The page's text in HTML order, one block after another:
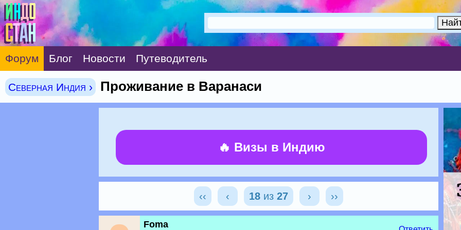
Форум Блог Новости Путеводитель
Северная Индия › Проживание в Варанаси
🔥 Визы в Индию
‹‹ ‹ 18 из 27 › ››
Foma